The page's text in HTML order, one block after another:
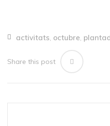
activitats, octubre,
Share this post